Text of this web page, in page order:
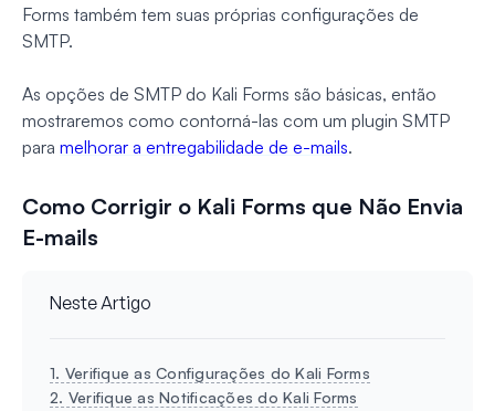
Forms também tem suas próprias configurações de
SMTP.
As opções de SMTP do Kali Forms são básicas, então
mostraremos como contorná-las com um plugin SMTP
para melhorar a entregabilidade de e-mails.
Como Corrigir o Kali Forms que Não Envia
E-mails
Neste Artigo
1. Verifique as Configurações do Kali Forms
2. Verifique as Notificações do Kali Forms